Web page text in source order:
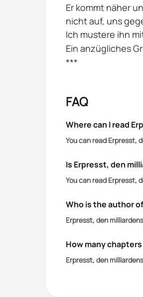
Er kommt näher
nicht auf, uns
Ich mustere ihn
Ein anzügliches
***
Ich habe ihn seit
er die Antwort auf
meines ganzen
Er ist schließlich
Aber manche
sich darauf
Ich werde jede
FAQ
Where can I read
You can read Erpresst,
Is Erpresst, den
You can read Erpresst,
Who is the author
Erpresst, den
How many
Erpresst, den